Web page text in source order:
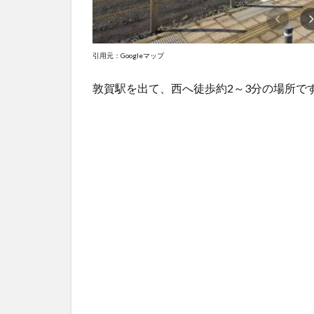
引用元：Googleマップ
敦賀駅を出て、西へ徒歩約2～3分の場所で